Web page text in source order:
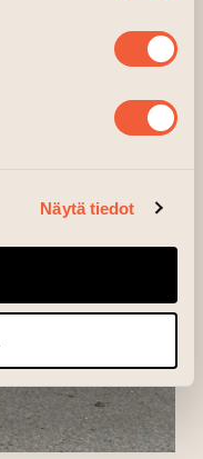
Näytä tiedot